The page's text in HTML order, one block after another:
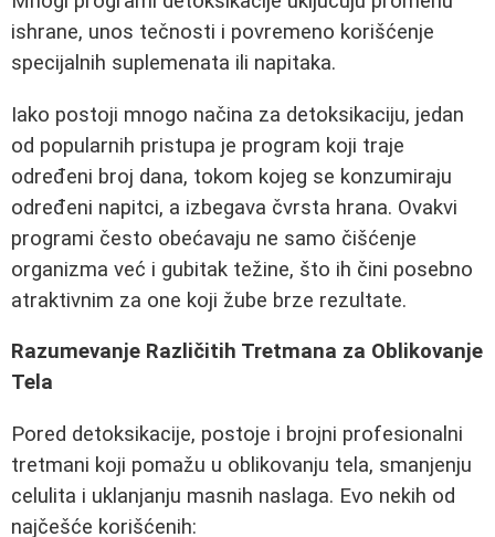
ishrane, unos tečnosti i povremeno korišćenje
specijalnih suplemenata ili napitaka.
Iako postoji mnogo načina za detoksikaciju, jedan
od popularnih pristupa je program koji traje
određeni broj dana, tokom kojeg se konzumiraju
određeni napitci, a izbegava čvrsta hrana. Ovakvi
programi često obećavaju ne samo čišćenje
organizma već i gubitak težine, što ih čini posebno
atraktivnim za one koji žube brze rezultate.
Razumevanje Različitih Tretmana za Oblikovanje
Tela
Pored detoksikacije, postoje i brojni profesionalni
tretmani koji pomažu u oblikovanju tela, smanjenju
celulita i uklanjanju masnih naslaga. Evo nekih od
najčešće korišćenih: